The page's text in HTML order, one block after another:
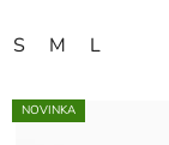
S M L
NOVINKA